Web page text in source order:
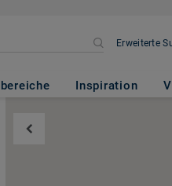
Erweiterte
Inspiration